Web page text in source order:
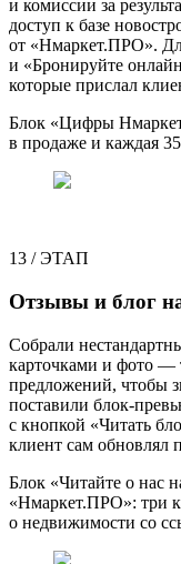
и комиссии за
доступ к базе
от «Нмаркет.ПРО».
и «Бронируйте
которые прислал
Блок «Цифры
в продаже и каждая
13 /ЭТАП
Отзывы и блог
Собрали
карточками и фото —
предложений, чтобы
поставили блок-
с кнопкой «Читать
клиент сам обновлял
Блок «Читайте о нас
«Нмаркет.ПРО»: три
о недвижимости со